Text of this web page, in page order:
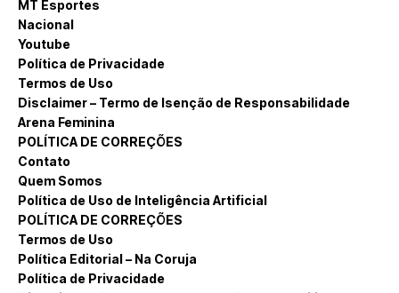
MT Esportes
Nacional
Youtube
Política de Privacidade
Termos de Uso
Disclaimer – Termo de Isenção de Responsabilidade
Arena Feminina
POLÍTICA DE CORREÇÕES
Contato
Quem Somos
Política de Uso de Inteligência Artificial
POLÍTICA DE CORREÇÕES
Termos de Uso
Política Editorial – Na Coruja
Política de Privacidade